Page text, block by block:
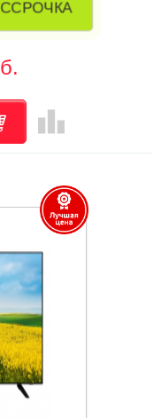
leaderboard